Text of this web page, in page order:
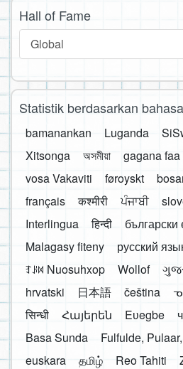
Hall of Fame
Global
Statistik berdasarkan
bamanankan Luganda
Xitsonga
অসমীয়া
gagana
vosa Vakaviti
føroyskt
français
कश्मीरी ਪੰਜਾਬੀ
Interlingua
हिन्दी
български
Malagasy fiteny
русский
ꆈꌠ꒿ Nuosuhxop
Wollof
hrvatski
日本語 čeština
सिन्धी
Հայերեն Eʋegbe
Basa Sunda
Fulfulde,
euskara
தமிழ் Reo Tahiti